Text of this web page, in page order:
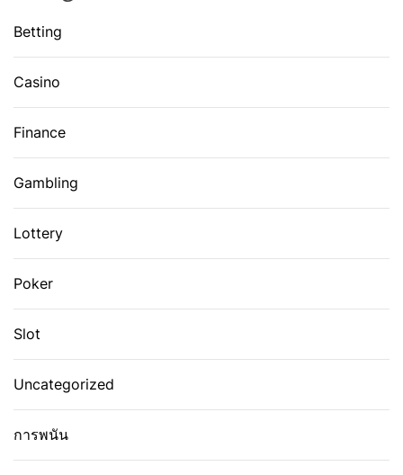
Betting
Casino
Finance
Gambling
Lottery
Poker
Slot
Uncategorized
การพนัน